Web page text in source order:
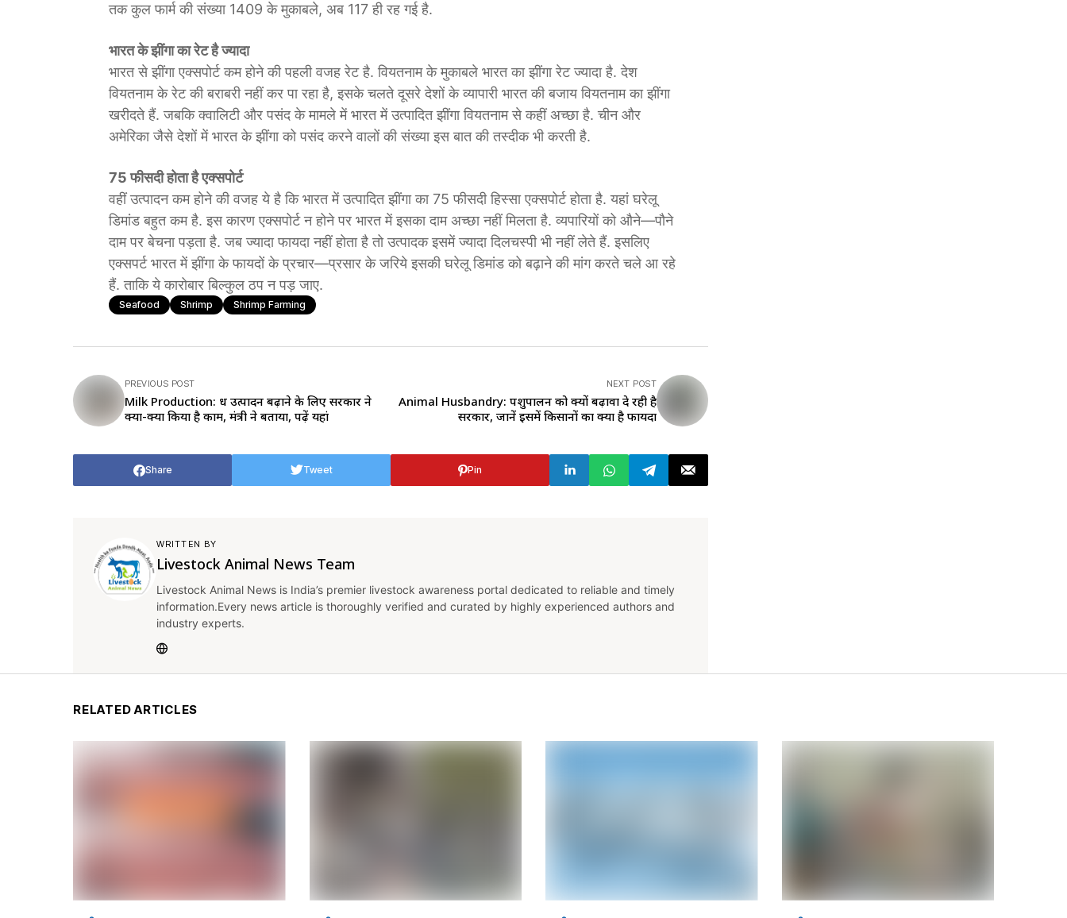
तक कुल फार्म की संख्या 1409 के मुकाबले, अब 117 ही रह गई है.
भारत के झींगा का रेट है ज्यादा
भारत से झींगा एक्सपोर्ट कम होने की पहली वजह रेट है. वियतनाम के मुकाबले भारत का झींगा रेट ज्यादा है. देश
वियतनाम के रेट की बराबरी नहीं कर पा रहा है, इसके चलते दूसरे देशों के व्यापारी भारत की बजाय वियतनाम का झींगा
खरीदते हैं. जबकि क्वालिटी और पसंद के मामले में भारत में उत्पादित झींगा वियतनाम से कहीं अच्छा है. चीन और
अमेरिका जैसे देशों में भारत के झींगा को पसंद करने वालों की संख्या इस बात की तस्दीक भी करती है.
75 फीसदी होता है एक्सपोर्ट
वहीं उत्पादन कम होने की वजह ये है कि भारत में उत्पादित झींगा का 75 फीसदी हिस्सा एक्सपोर्ट होता है. यहां घरेलू
डिमांड बहुत कम है. इस कारण एक्सपोर्ट न होने पर भारत में इसका दाम अच्छा नहीं मिलता है. व्यपारियों को औने—पौने
दाम पर बेचना पड़ता है. जब ज्यादा फायदा नहीं होता है तो उत्पादक इसमें ज्यादा दिलचस्पी भी नहीं लेते हैं. इसलिए
एक्सपर्ट भारत में झींगा के फायदों के प्रचार—प्रसार के जरिये इसकी घरेलू डिमांड को बढ़ाने की मांग करते चले आ रहे
हैं. ताकि ये कारोबार बिल्कुल ठप न पड़ जाए.
Seafood Shrimp Shrimp Farming
PREVIOUS POST
Milk Production: दूध उत्पादन बढ़ाने के लिए सरकार ने
क्या-क्या किया है काम, मंत्री ने बताया, पढ़ें यहां
NEXT POST
Animal Husbandry: पशुपालन को क्यों बढ़ावा दे रही है
सरकार, जानें इसमें किसानों का क्या है फायदा
Share Tweet Pin
WRITTEN BY
Livestock Animal News Team
Livestock Animal News is India’s premier livestock awareness portal dedicated to reliable and timely
information.Every news article is thoroughly verified and curated by highly experienced authors and
industry experts.
RELATED ARTICLES